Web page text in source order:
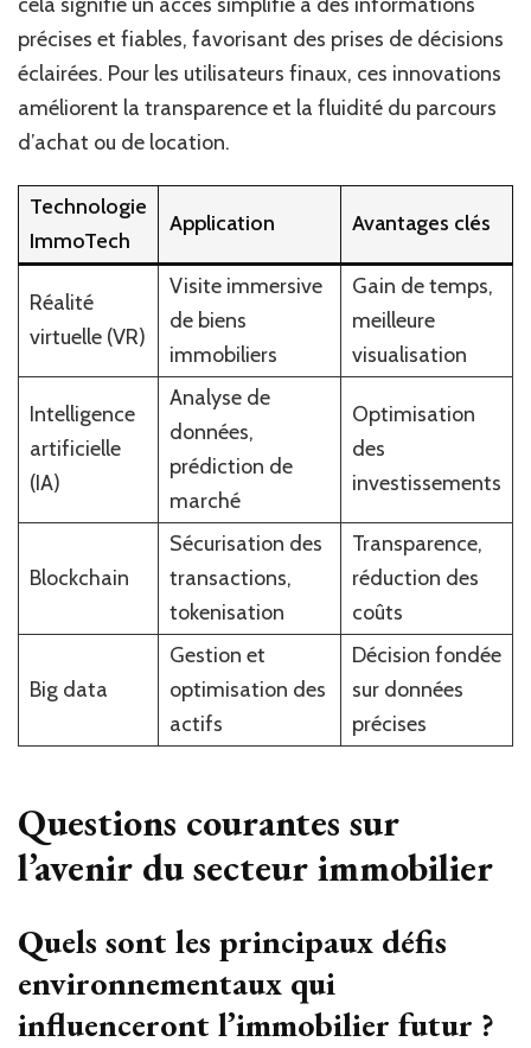
précises et fiables, favorisant des prises de décisions
éclairées. Pour les utilisateurs finaux, ces innovations
améliorent la transparence et la fluidité du parcours
d’achat ou de location.
Technologie
ImmoTech
Application Avantages clés
Réalité
virtuelle (VR)
Visite immersive
de biens
immobiliers
Gain de temps,
meilleure
visualisation
Intelligence
artificielle
(IA)
Analyse de
données,
prédiction de
marché
Optimisation
des
investissements
Blockchain
Sécurisation des
transactions,
tokenisation
Transparence,
réduction des
coûts
Big data
Gestion et
optimisation des
actifs
Décision fondée
sur données
précises
Questions courantes sur
l’avenir du secteur immobilier
Quels sont les principaux défis
environnementaux qui
influenceront l’immobilier futur ?